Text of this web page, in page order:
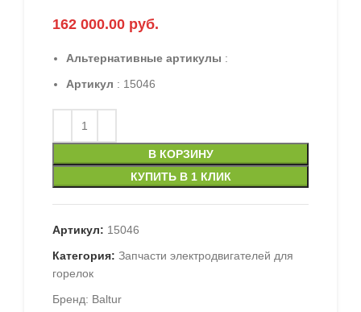
162 000.00 руб.
Альтернативные артикулы :
Артикул : 15046
В КОРЗИНУ
КУПИТЬ В 1 КЛИК
Артикул: 15046
Категория: Запчасти электродвигателей для
горелок
Бренд: Baltur